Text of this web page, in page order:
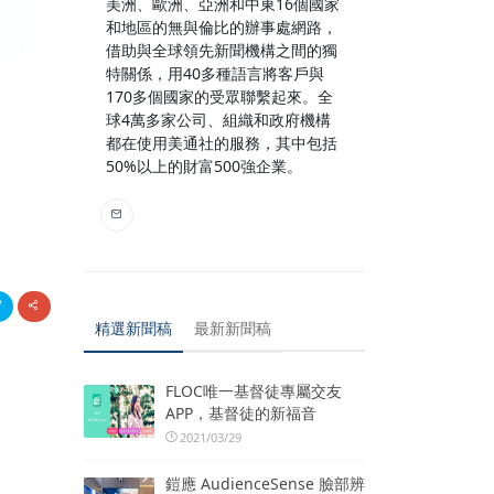
和地區的無與倫比的辦事處網路，
借助與全球領先新聞機構之間的獨
特關係，用40多種語言將客戶與
170多個國家的受眾聯繫起來。全
球4萬多家公司、組織和政府機構
都在使用美通社的服務，其中包括
50%以上的財富500強企業。
精選新聞稿 最新新聞稿
FLOC唯一基督徒專屬交友
APP，基督徒的新福音
2021/03/29
鎧應 AudienceSense 臉部辨